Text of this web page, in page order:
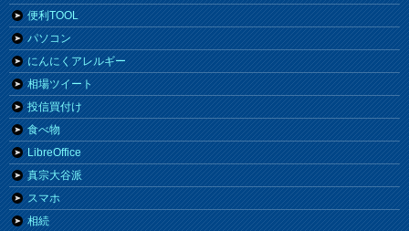
便利TOOL
パソコン
にんにくアレルギー
相場ツイート
投信買付け
食べ物
LibreOffice
真宗大谷派
スマホ
相続